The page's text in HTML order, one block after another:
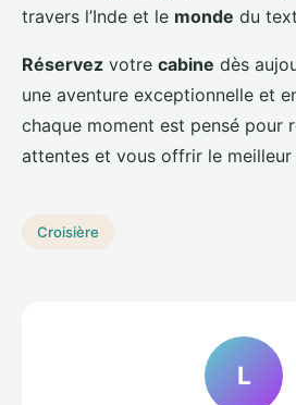
travers l’Inde et le monde du
Réservez votre cabine dès
une aventure exceptionnelle et
chaque moment est pensé pour
attentes et vous offrir le meilleur
Croisière
L